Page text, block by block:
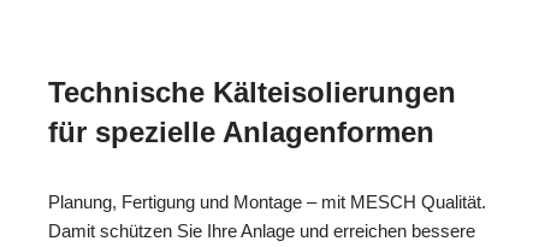
Technische Kälteisolierungen
für spezielle Anlagenformen
Planung, Fertigung und Montage – mit MESCH Qualität.
Damit schützen Sie Ihre Anlage und erreichen bessere